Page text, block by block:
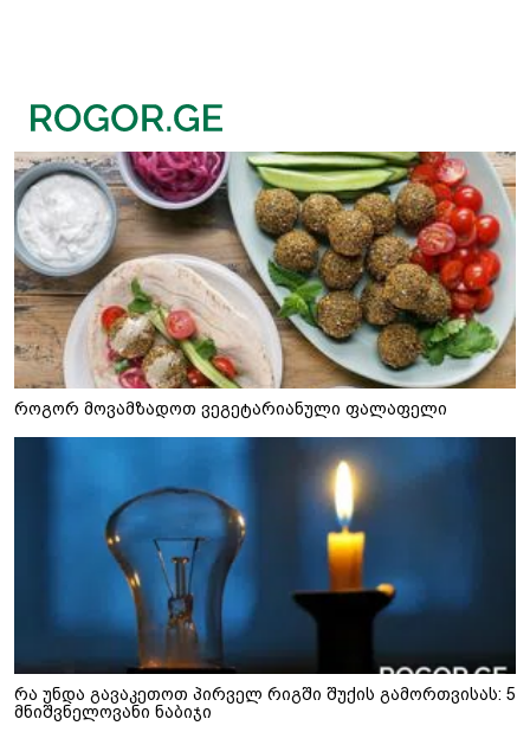
როგორ მოვამზადოთ ვეგეტარიანული ფალაფელი
რა უნდა გავაკეთოთ პირველ რიგში შუქის გამორთვისას: 5
მნიშვნელოვანი ნაბიჯი